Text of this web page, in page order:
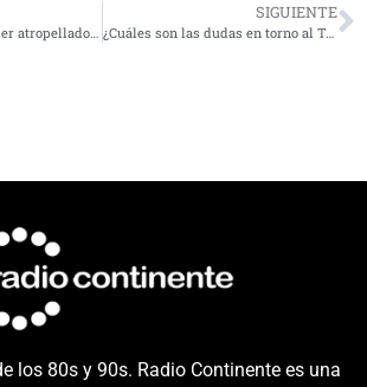
Hombre muere tras ser atropellado en Avenida Balmaceda
SIGUIENTE
¿Cuáles son las dudas en torno al Túnel de Agua Negra?: Piden actitud más agresiva de autoridades
los 80s y 90s. Radio Continente es una